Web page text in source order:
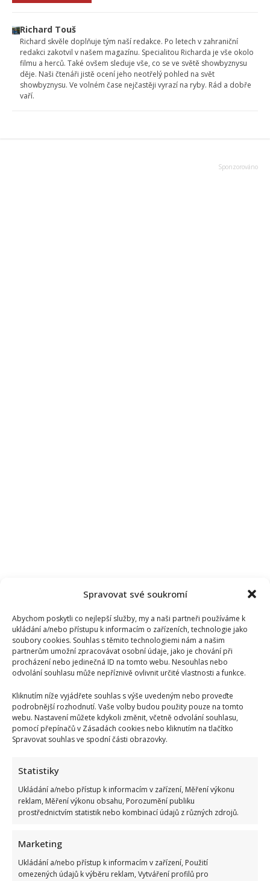
Spravovat své soukromí
Abychom poskytli co nejlepší služby, my a naši partneři používáme k
ukládání a/nebo přístupu k informacím o zařízeních, technologie jako
soubory cookies. Souhlas s těmito technologiemi nám a našim
partnerům umožní zpracovávat osobní údaje, jako je chování při
procházení nebo jedinečná ID na tomto webu. Nesouhlas nebo
odvolání souhlasu může nepříznivě ovlivnit určité vlastnosti a funkce.
Kliknutím níže vyjádřete souhlas s výše uvedeným nebo proveďte
podrobnější rozhodnutí. Vaše volby budou použity pouze na tomto
webu. Nastavení můžete kdykoli změnit, včetně odvolání souhlasu,
pomocí přepínačů v Zásadách cookies nebo kliknutím na tlačítko
Spravovat souhlas ve spodní části obrazovky.
Statistiky
Ukládání a/nebo přístup k informacím v zařízení, Měření výkonu
reklam, Měření výkonu obsahu, Porozumění publiku
prostřednictvím statistik nebo kombinací údajů z různých zdrojů.
Marketing
Ukládání a/nebo přístup k informacím v zařízení, Použití
omezených údajů k výběru reklam, Vytváření profilů pro
Richard Touš
Richard skvěle doplňuje tým naší redakce. Po letech v zahraniční
redakci zakotvil v našem magazínu. Specialitou Richarda je vše okolo
filmu a herců. Také ovšem sleduje vše, co se ve světě showbyznysu
děje. Naši čtenáři jistě ocení jeho neotřelý pohled na svět
showbyznysu. Ve volném čase nejčastěji vyrazí na ryby. Rád a dobře
vaří.